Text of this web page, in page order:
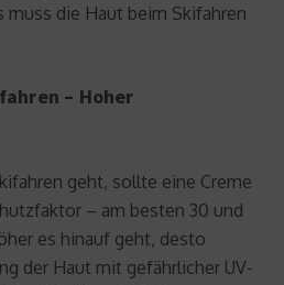
muss die Haut beim Skifahren
– Hoher
geht, sollte eine Creme
– am besten 30 und
es hinauf geht, desto
der Haut mit gefährlicher UV-